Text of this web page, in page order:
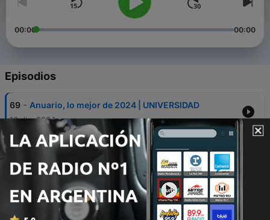
00:00 00:00
Episodios
69 - Anuario, lo mejor de 2024 | UNIVERSIDAD
13 dic. 2024
68 - Apuestas en línea: Cómo tratar la adicción a las
06 dic. 2024
67 - Apuestas en línea: Consecuencias de la adicción a
las apuestas | ESPECIALES
29 nov. 2024